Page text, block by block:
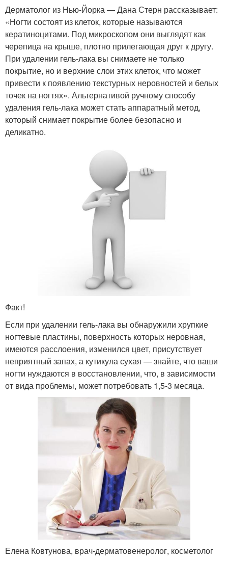
Дерматолог из Нью-Йорка — Дана Стерн рассказывает:
«Ногти состоят из клеток, которые называются
кератиноцитами. Под микроскопом они выглядят как
черепица на крыше, плотно прилегающая друг к другу.
При удалении гель-лака вы снимаете не только
покрытие, но и верхние слои этих клеток, что может
привести к появлению текстурных неровностей и белых
точек на ногтях». Альтернативой ручному способу
удаления гель-лака может стать аппаратный метод,
который снимает покрытие более безопасно и
деликатно.
Факт!
Если при удалении гель-лака вы обнаружили хрупкие
ногтевые пластины, поверхность которых неровная,
имеются расслоения, изменился цвет, присутствует
неприятный запах, а кутикула сухая — знайте, что ваши
ногти нуждаются в восстановлении, что, в зависимости
от вида проблемы, может потребовать 1,5-3 месяца.
Елена Ковтунова, врач-дерматовенеролог, косметолог